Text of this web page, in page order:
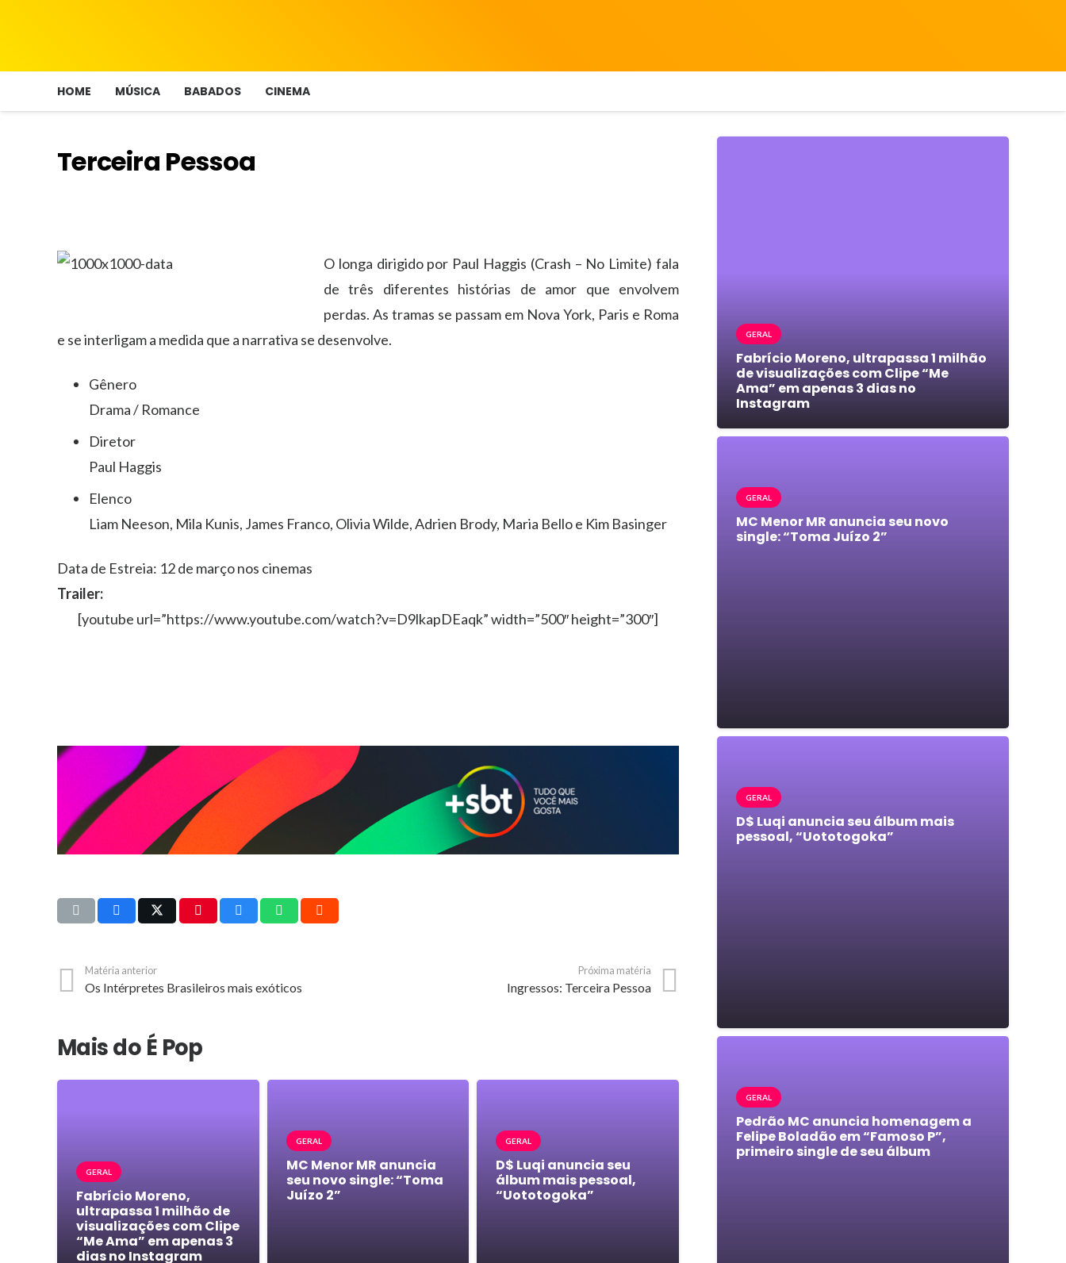
HOME MÚSICA BABADOS CINEMA
Terceira Pessoa
O longa dirigido por Paul Haggis (Crash – No Limite) fala
de três diferentes histórias de amor que envolvem
perdas. As tramas se passam em Nova York, Paris e Roma
e se interligam a medida que a narrativa se desenvolve.
Gênero
Drama / Romance
Diretor
Paul Haggis
Elenco
Liam Neeson, Mila Kunis, James Franco, Olivia Wilde, Adrien Brody, Maria Bello e Kim Basinger
Data de Estreia: 12 de março nos cinemas
Trailer:
[youtube url=”https://www.youtube.com/watch?v=D9lkapDEaqk” width=”500″ height=”300″]
Matéria anterior
Os Intérpretes Brasileiros mais exóticos
Próxima matéria
Ingressos: Terceira Pessoa
Mais do É Pop
GERAL
Fabrício Moreno,
ultrapassa 1 milhão de
visualizações com Clipe
“Me Ama” em apenas 3
dias no Instagram
GERAL
MC Menor MR anuncia
seu novo single: “Toma
Juízo 2”
GERAL
D$ Luqi anuncia seu
álbum mais pessoal,
“Uototogoka”
GERAL
Fabrício Moreno, ultrapassa 1 milhão
de visualizações com Clipe “Me
Ama” em apenas 3 dias no
Instagram
GERAL
MC Menor MR anuncia seu novo
single: “Toma Juízo 2”
GERAL
D$ Luqi anuncia seu álbum mais
pessoal, “Uototogoka”
GERAL
Pedrão MC anuncia homenagem a
Felipe Boladão em “Famoso P”,
primeiro single de seu álbum